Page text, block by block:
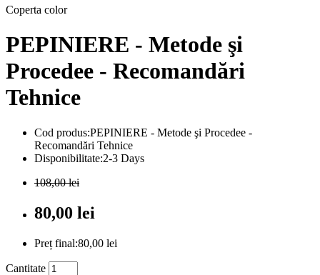
Coperta color
PEPINIERE - Metode şi
Procedee - Recomandări
Tehnice
Cod produs:PEPINIERE - Metode şi Procedee -
Recomandări Tehnice
Disponibilitate:2-3 Days
108,00 lei
80,00 lei
Preț final:80,00 lei
Cantitate